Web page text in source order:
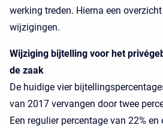
werking treden. Hierna een
wijzigingen.
Wijziging bijtelling voor het
de zaak
De huidige vier
van 2017 vervangen door twee
Een regulier percentage van 22%